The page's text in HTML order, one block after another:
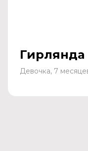
Гирлянда
Девочка, 7